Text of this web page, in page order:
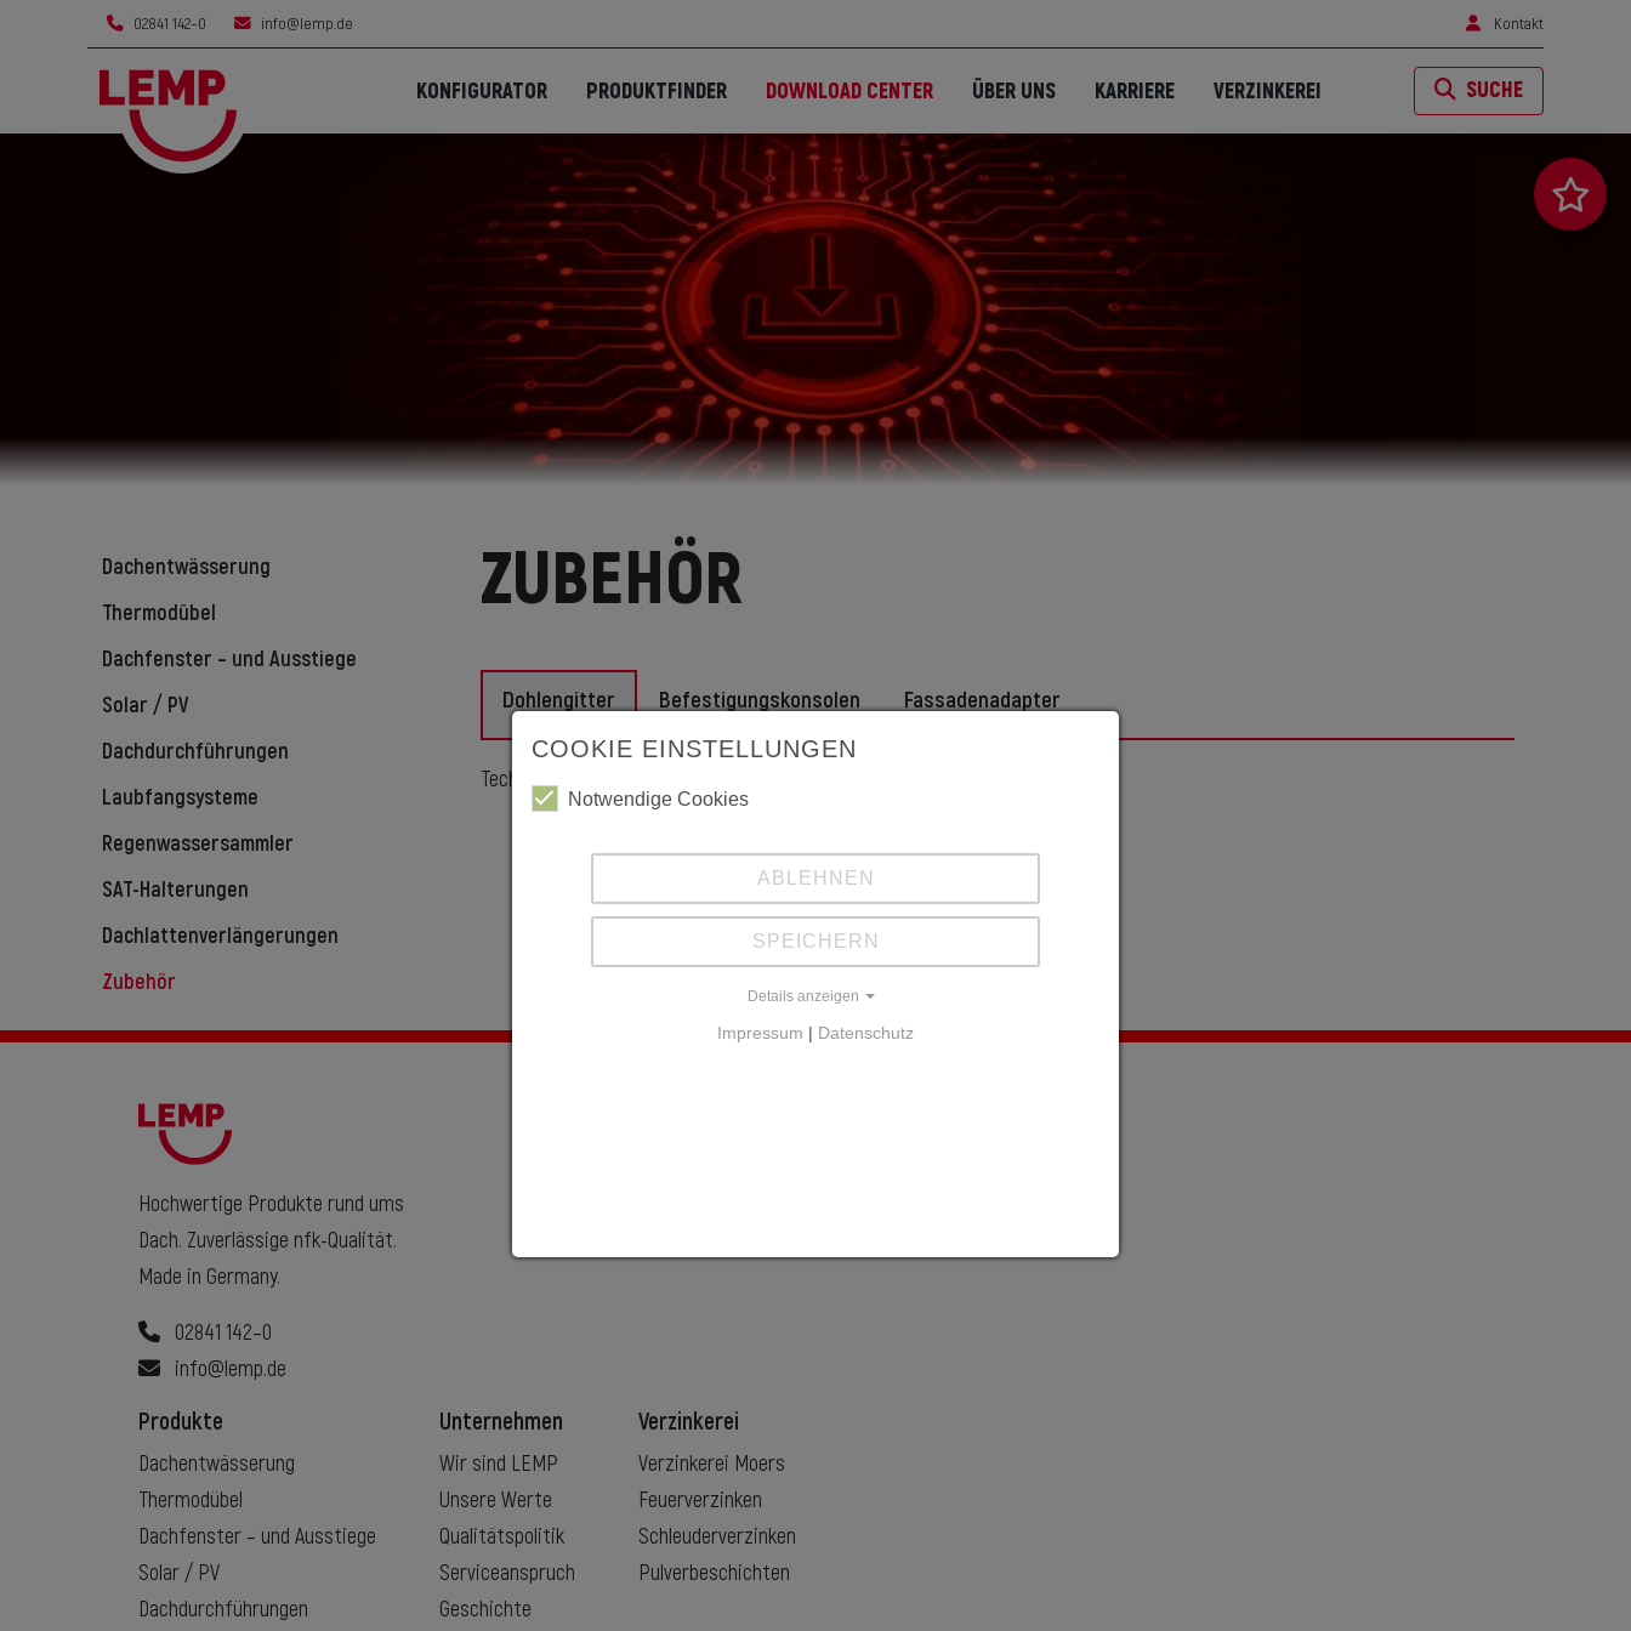
02841 142–0 info@lemp.de Kontakt
KONFIGURATOR PRODUKTFINDER DOWNLOAD CENTER ÜBER UNS KARRIERE VERZINKEREI SUCHE
Dachentwässerung
Thermodübel
Dachfenster – und Ausstiege
Solar / PV
Dachdurchführungen
Laubfangsysteme
Regenwassersammler
SAT-Halterungen
Dachlattenverlängerungen
Zubehör
ZUBEHÖR
Dohlengitter Befestigungskonsolen Fassadenadapter
Technische Information - Dohlengitter
Hochwertige Produkte rund ums
Dach. Zuverlässige nfk-Qualität.
Made in Germany.
02841 142–0
info@lemp.de
Produkte
Dachentwässerung
Thermodübel
Dachfenster – und Ausstiege
Solar / PV
Dachdurchführungen
Unternehmen
Wir sind LEMP
Unsere Werte
Qualitätspolitik
Serviceanspruch
Geschichte
Verzinkerei
Verzinkerei Moers
Feuerverzinken
Schleuderverzinken
Pulverbeschichten
COOKIE EINSTELLUNGEN
Notwendige Cookies
ABLEHNEN
SPEICHERN
Details anzeigen
Impressum | Datenschutz